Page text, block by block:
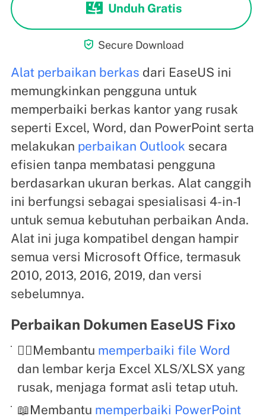
Unduh Gratis
 Secure Download
Alat perbaikan berkas dari EaseUS ini
memungkinkan pengguna untuk
memperbaiki berkas kantor yang rusak
seperti Excel, Word, dan PowerPoint serta
melakukan perbaikan Outlook secara
efisien tanpa membatasi pengguna
berdasarkan ukuran berkas. Alat canggih
ini berfungsi sebagai spesialisasi 4-in-1
untuk semua kebutuhan perbaikan Anda.
Alat ini juga kompatibel dengan hampir
semua versi Microsoft Office, termasuk
2010, 2013, 2016, 2019, dan versi
sebelumnya.
Perbaikan Dokumen EaseUS Fixo
🦸‍♀️Membantu memperbaiki file Word
dan lembar kerja Excel XLS/XLSX yang
rusak, menjaga format asli tetap utuh.
📖Membantu memperbaiki PowerPoint